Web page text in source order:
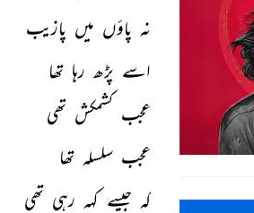
نہ پاؤں میں پازیب
اسے پڑھ رہا تھا
عجب کشمکش تھی
عجب سلسلہ تھا
کہ جیسے کہہ رہی تھی